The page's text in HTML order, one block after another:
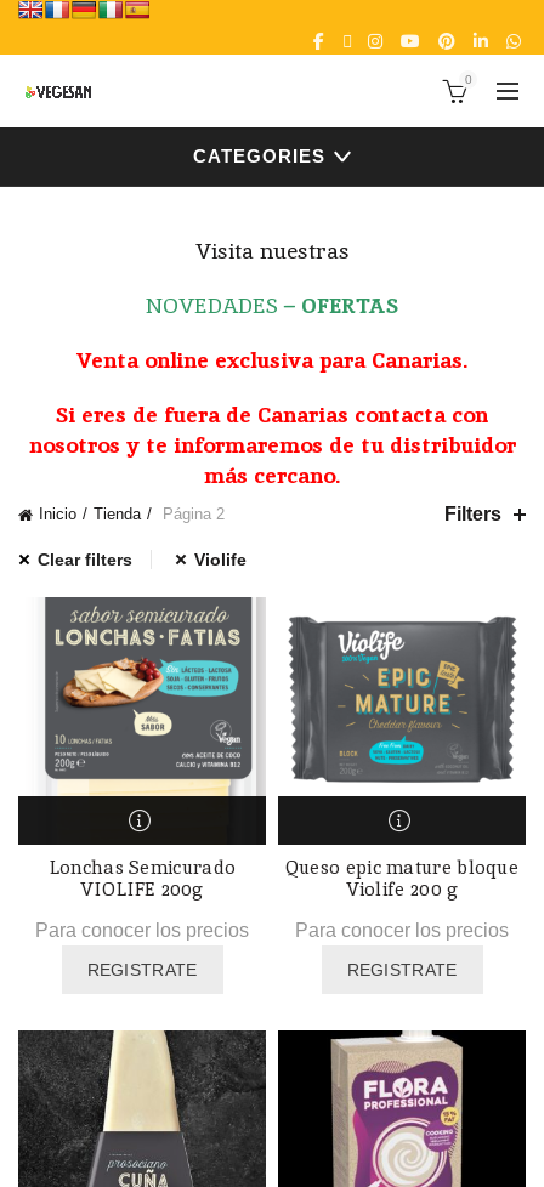
0
CATEGORIES
Visita nuestras
NOVEDADES – OFERTAS
Venta online exclusiva para Canarias.
Si eres de fuera de Canarias contacta con
nosotros y te informaremos de tu distribuidor
más cercano.
Inicio Tienda Página 2 Filters
Clear filters Violife
Lonchas Semicurado
VIOLIFE 200g
Para conocer los precios
REGISTRATE
Queso epic mature bloque
Violife 200 g
Para conocer los precios
REGISTRATE